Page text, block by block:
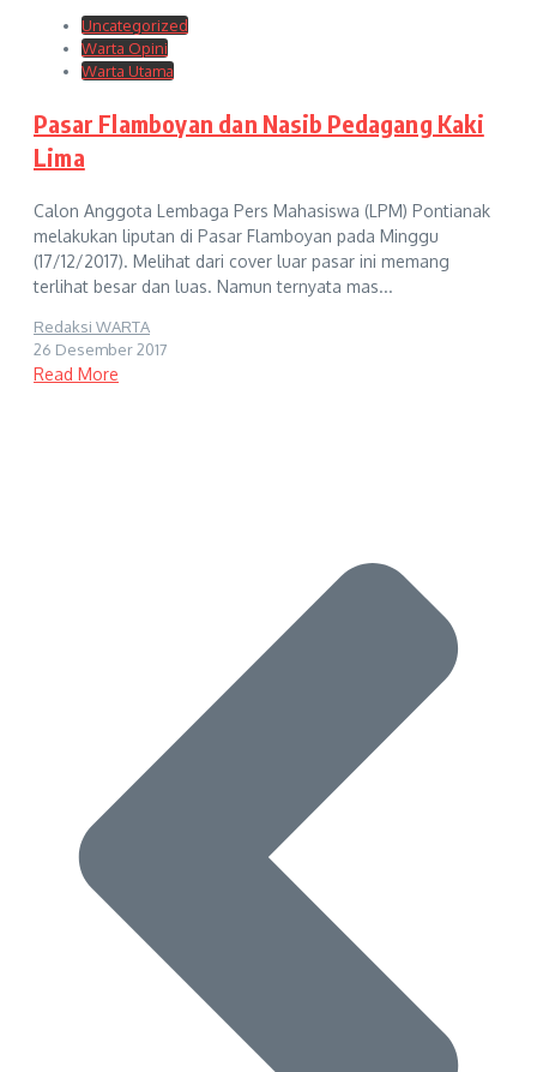
Uncategorized
Warta Opini
Warta Utama
Pasar Flamboyan dan Nasib Pedagang Kaki
Lima
Calon Anggota Lembaga Pers Mahasiswa (LPM) Pontianak
melakukan liputan di Pasar Flamboyan pada Minggu
(17/12/2017). Melihat dari cover luar pasar ini memang
terlihat besar dan luas. Namun ternyata mas...
Redaksi WARTA
26 Desember 2017
Read More